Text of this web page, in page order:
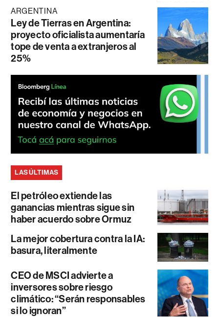
ARGENTINA
Ley de Tierras en Argentina:
proyecto oficialista aumentaría
tope de venta a extranjeros al
25%
LAS ÚLTIMAS
El petróleo extiende las
ganancias mientras sigue sin
haber acuerdo sobre Ormuz
La mejor cobertura contra la IA:
basura, literalmente
CEO de MSCI advierte a
inversores sobre riesgo
climático: “Serán responsables
si lo ignoran”